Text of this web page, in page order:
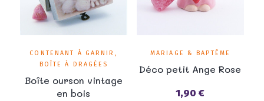
CONTENANT À GARNIR,
BOÎTE À DRAGÉES
Boîte ourson vintage
en bois
MARIAGE & BAPTÊME
Déco petit Ange Rose
Prix
1,90 €